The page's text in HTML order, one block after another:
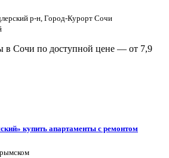
р-н, Город-Курорт Сочи
в Сочи по доступной цене — от 7,9
купить апартаменты с ремонтом